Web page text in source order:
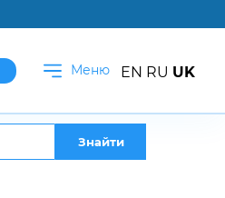
Меню
Знайти
EN RU UK